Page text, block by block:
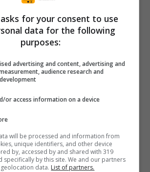
pianificare le azioni, avere
e trovare soluzioni creative agli
le creature necessarie ad
imparare a usare un cannone
baffute,
bizzarri e sfide
superare.
for your consent to use
data for the following
purposes:
advertising and content, advertising and
audience research and
or access information on a device
will be processed and information from
unique identifiers, and other device
by, accessed by and shared with 319
specifically by this site. We and our partners
data. List of partners.